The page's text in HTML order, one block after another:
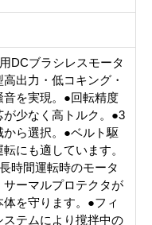
DCブラシレスモータ
出力・低コキング・
音を実現。●回転精度
が少なく高トルク。●3
から選択。●ベルト駆
にも適しています。
時間運転時のモータ
サーマルプロテクタが
を守ります。●フィ
ステムにより撹拌中の